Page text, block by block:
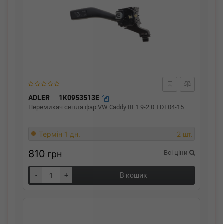
ADLER 1K0953513E
Перемикач світла фар VW Caddy III 1.9-2.0 TDI 04-15
Термін 1 дн. 2 шт.
810 грн Всі ціни
- + В кошик